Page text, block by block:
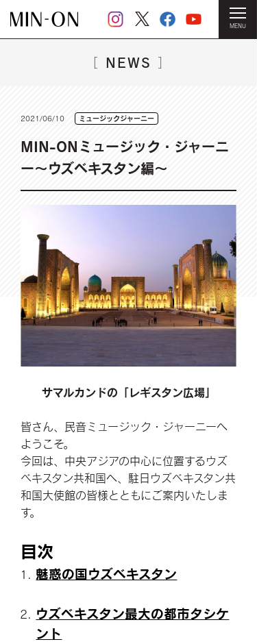
MENU
［ NEWS ］
2021/06/10 ミュージックジャーニー
MIN-ONミュージック・ジャーニ
ー～ウズベキスタン編～
サマルカンドの「レギスタン広場」
皆さん、民音ミュージック・ジャーニーへ
ようこそ。
今回は、中央アジアの中心に位置するウズ
ベキスタン共和国へ、駐日ウズベキスタン共
和国大使館の皆様とともにご案内いたしま
す。
目次
魅惑の国ウズベキスタン
ウズベキスタン最大の都市タシケ
ント